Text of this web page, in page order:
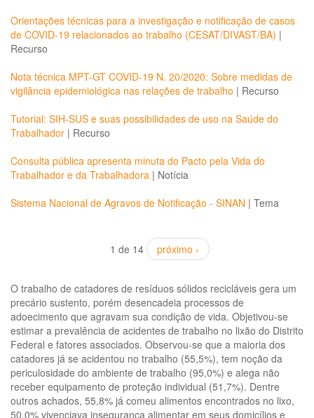
Orientações técnicas para a investigação e notificação de casos
de COVID-19 relacionados ao trabalho (CESAT/DIVAST/BA) |
Recurso
Nota técnica MPT-GT COVID-19 N. 20/2020: Sobre medidas de
vigilância epidemiológica nas relações de trabalho | Recurso
Tutorial: SIH-SUS e suas possibilidades de uso na Saúde do
Trabalhador | Recurso
Consulta pública apresenta minuta do Pacto pela Vida do
Trabalhador e da Trabalhadora | Notícia
Sistema Nacional de Agravos de Notificação - SINAN | Tema
1 de 14 próximo ›
O trabalho de catadores de resíduos sólidos recicláveis gera um
precário sustento, porém desencadeia processos de
adoecimento que agravam sua condição de vida. Objetivou-se
estimar a prevalência de acidentes de trabalho no lixão do Distrito
Federal e fatores associados. Observou-se que a maioria dos
catadores já se acidentou no trabalho (55,5%), tem noção da
periculosidade do ambiente de trabalho (95,0%) e alega não
receber equipamento de proteção individual (51,7%). Dentre
outros achados, 55,8% já comeu alimentos encontrados no lixo,
50,0% vivenciava insegurança alimentar em seus domicílios e